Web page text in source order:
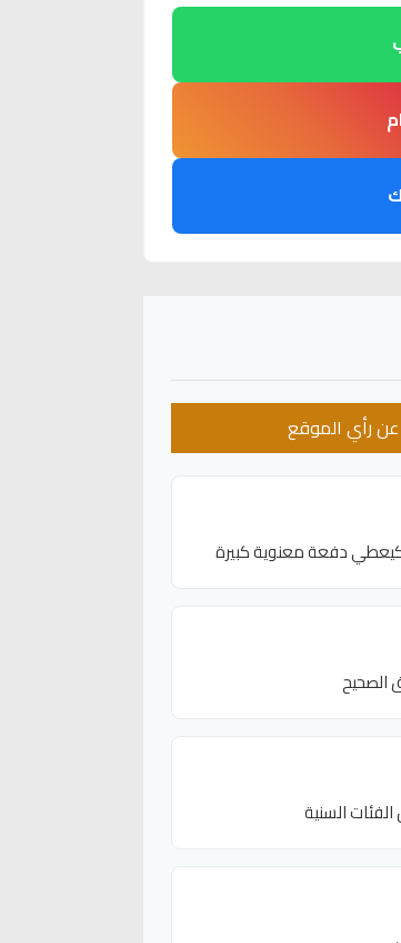
عن رأي الموقع
دفعة معنوية كبيرة
الصحيح
السنية